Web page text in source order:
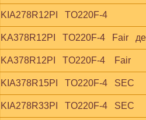
KIA278R12PI   TO220F-4
KA378R12PI   TO220F-4   Fair
KA378R12PI   TO220F-4    Fair
KIA378R15PI   TO220F-4   SEC
KIA278R33PI   TO220F-4   SEC